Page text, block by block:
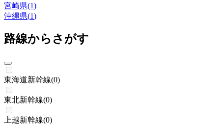
宮崎県(1)
沖縄県(1)
路線からさがす
東海道新幹線(0)
東北新幹線(0)
上越新幹線(0)